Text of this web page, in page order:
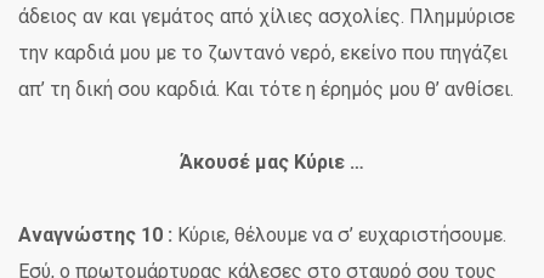
άδειος αν και γεμάτος από χίλιες ασχολίες. Πλημμύρισε
την καρδιά μου με το ζωντανό νερό, εκείνο που πηγάζει
απ’ τη δική σου καρδιά. Και τότε η έρημός μου θ’ ανθίσει.
Άκουσέ μας Κύριε …
Αναγνώστης 10 : Κύριε, θέλουμε να σ’ ευχαριστήσουμε.
Εσύ, ο πρωτομάρτυρας κάλεσες στο σταυρό σου τους